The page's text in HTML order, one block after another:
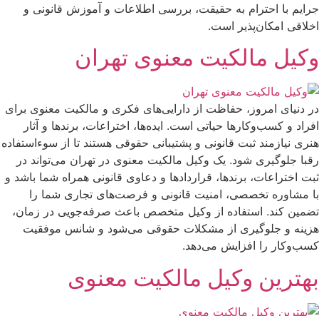
جرایم با احترام به حقیقت، بررسی اطلاعات و آموزش قانونی و
اخلاقی امکان‌پذیر است.
وکیل مالکیت معنوی تهران
در دنیای امروز، حفاظت از دارایی‌های فکری و مالکیت معنوی برای
افراد و کسب‌وکارها حیاتی است. ایده‌ها، اختراعات، برندها و آثار
هنری نیازمند ثبت قانونی و پشتیبانی حقوقی هستند تا از سوءاستفاده
رقبا جلوگیری شود. یک وکیل مالکیت معنوی در تهران می‌تواند در
ثبت اختراعات، برندها، قراردادها و دعاوی قانونی همراه شما باشد و
با مشاوره تخصصی، امنیت قانونی و فرصت‌های تجاری شما را
تضمین کند. استفاده از وکیل متخصص باعث صرفه‌جویی در زمان،
هزینه و جلوگیری از مشکلات حقوقی می‌شود و شانس موفقیت
کسب‌وکار را افزایش می‌دهد.
بهترین وکیل مالکیت معنوی